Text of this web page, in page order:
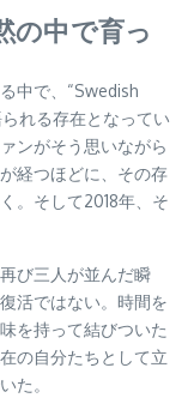
の中で育っ
中で、“Swedish
れる存在となってい
ンがそう思いながら
経つほどに、その存
。そして2018年、そ
び三人が並んだ瞬
活ではない。時間を
を持って結びついた
の自分たちとして立
た。